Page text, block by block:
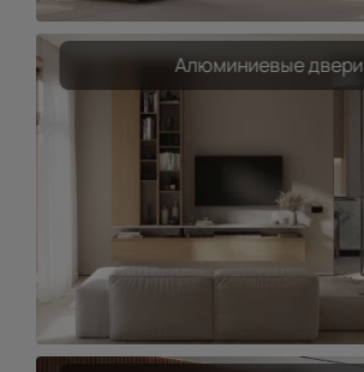
Алюминиевые двери